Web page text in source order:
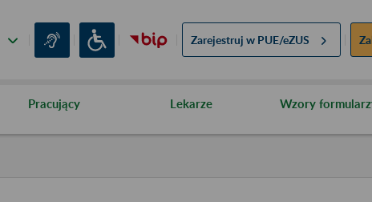
Zarejestruj w PUE/eZUS
Pracujący Lekarze Wzory